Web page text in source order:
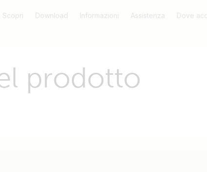
Scopri Download Informazioni Assistenza Dove
prodotto